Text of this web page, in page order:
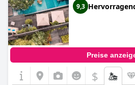
Auch die Lage des Hotels erhält
atemberaubenden Umgebung mit Blick
Strandeinrichtungen sind großartig,
eines Frühstücksservices, und der
hervorragend bezeichnet. Die Gäste
Gefühl haben, im Surin die Perfektion
dass es keine Beschwerden über das
das beste Hotel sein, in dem sie je
9,3
Preise
$